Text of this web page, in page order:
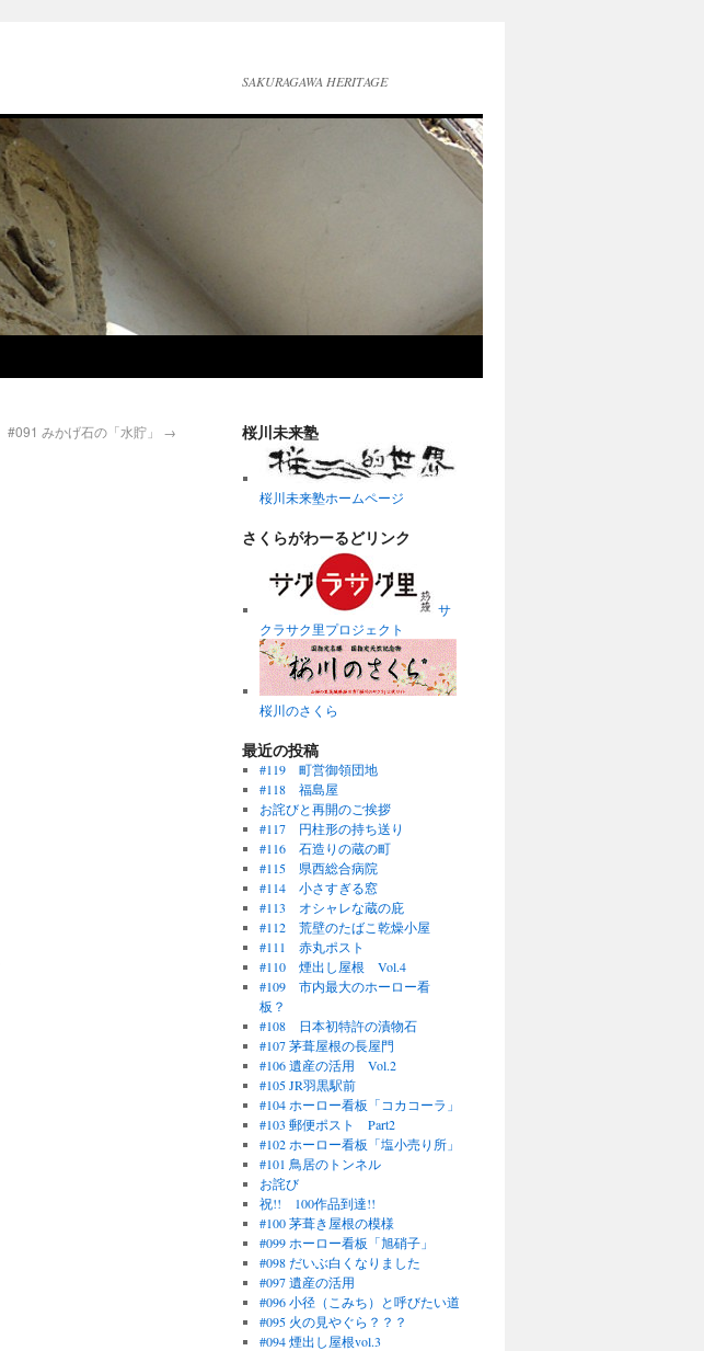
SAKURAGAWA HERITAGE
#091 みかげ石の「水貯」 → 桜川未来塾
桜川未来塾ホームページ
さくらがわーるどリンク
サ
クラサク里プロジェクト
桜川のさくら
最近の投稿
#119 町営御領団地
#118 福島屋
お詫びと再開のご挨拶
#117 円柱形の持ち送り
#116 石造りの蔵の町
#115 県西総合病院
#114 小さすぎる窓
#113 オシャレな蔵の庇
#112 荒壁のたばこ乾燥小屋
#111 赤丸ポスト
#110 煙出し屋根 Vol.4
#109 市内最大のホーロー看
板？
#108 日本初特許の漬物石
#107 茅葺屋根の長屋門
#106 遺産の活用 Vol.2
#105 JR羽黒駅前
#104 ホーロー看板「コカコーラ」
#103 郵便ポスト Part2
#102 ホーロー看板「塩小売り所」
#101 鳥居のトンネル
お詫び
祝!! 100作品到達!!
#100 茅葺き屋根の模様
#099 ホーロー看板「旭硝子」
#098 だいぶ白くなりました
#097 遺産の活用
#096 小径（こみち）と呼びたい道
#095 火の見やぐら？？？
#094 煙出し屋根vol.3